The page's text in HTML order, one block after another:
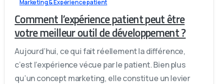
Marketing & Expérience patient
Comment l’expérience patient peut être
votre meilleur outil de développement ?
Aujourd’hui, ce qui fait réellement la différence,
c’est l’expérience vécue par le patient. Bien plus
qu’un concept marketing, elle constitue un levier